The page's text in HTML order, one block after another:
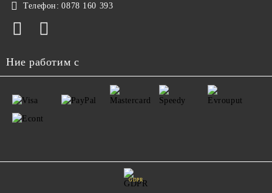
Телефон: 0878 160 393
Ние работим с
GDPR